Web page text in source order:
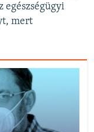
egészségügyi
mert